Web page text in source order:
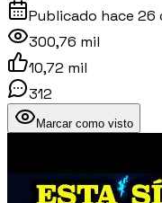
Publicado hace 26
300,76 mil
10,72 mil
312
Marcar como visto